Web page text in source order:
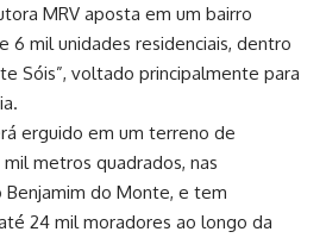
MRV aposta em um bairro
6 mil unidades residenciais, dentro
Sóis”, voltado principalmente para
erguido em um terreno de
metros quadrados, nas
Benjamim do Monte, e tem
24 mil moradores ao longo da